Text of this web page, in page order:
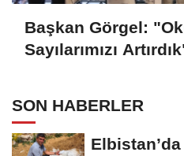
Başkan Görgel:
Sayılarımızı
SON HABERLER
Elbistan’da